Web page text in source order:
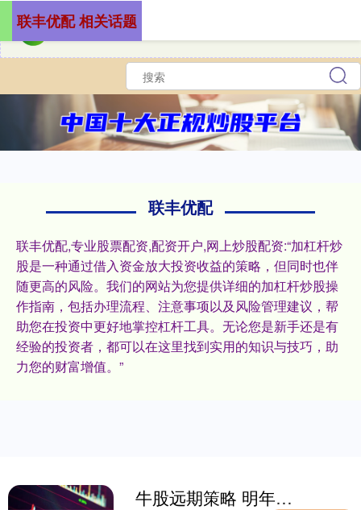
联丰优配
联丰优配,专业股票配资,配资开户,网上炒股配资:“加杠杆炒
股是一种通过借入资金放大投资收益的策略，但同时也伴
随更高的风险。我们的网站为您提供详细的加杠杆炒股操
作指南，包括办理流程、注意事项以及风险管理建议，帮
助您在投资中更好地掌控杠杆工具。无论您是新手还是有
经验的投资者，都可以在这里找到实用的知识与技巧，助
力您的财富增值。”
联丰优配 相关话题
牛股远期策略 明年起恢复对避孕药品和用具征收增值税，原因何在